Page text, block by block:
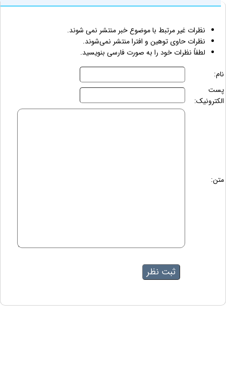
نظرات غیر مرتبط با موضوع خبر منتشر نمی شوند.
نظرات حاوی توهین و افترا منتشر نمی‌شوند.
لطفاً نظرات خود را به صورت فارسی بنویسید.
نام:
پست
الکترونیک:
متن: